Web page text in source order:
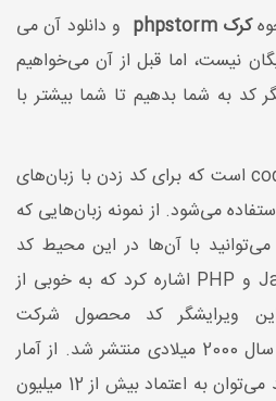
کرک phpstorm
و دانلود آن می
نیست، اما قبل از آن می‌خواهیم
کد به شما بدهیم تا شما بیشتر با
Phpstorm یک code editor است که برای کد زدن با زبان‌های
می‌شود. از نمونه زبان‌هایی که
می‌توانید با آن‌ها در این محیط کد
بزنید، میتوان به JavaScript و PHP اشاره کرد که به خوبی از
ویرایشگر کد محصول شرکت
JetBrains می‌باشد که در سال 2000 میلادی منتشر شد. از آمار
باور نکردنی این ویرایشگر کد می‌توان به اعتماد بیش از 12 میلیون